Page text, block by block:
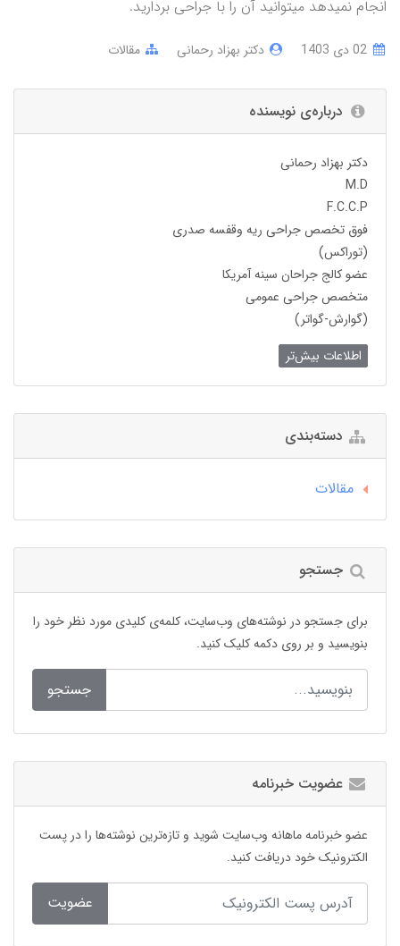
انجام نمیدهد میتوانید آن را با جراحی بردارید.
دکتر بهزاد رحمانی مقالات
درباره‌ی نویسنده
دکتر بهزاد رحمانی
M.D
F.C.C.P
فوق تخصص جراحی ریه وقفسه صدری
(توراکس)
عضو کالج جراحان سینه آمریکا
متخصص جراحی عمومی
(گوارش-گواتر)
اطلاعات بیش‌تر
دسته‌بندی
مقالات
جستجو
برای جستجو در نوشته‌های وب‌سایت، کلمه‌ی کلیدی مورد نظر خود را
بنویسید و بر روی دکمه کلیک کنید.
جستجو
عضویت خبرنامه
عضو خبرنامه ماهانه وب‌سایت شوید و تازه‌ترین نوشته‌ها را در پست
الکترونیک خود دریافت کنید.
عضویت